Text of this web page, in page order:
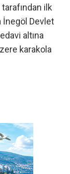
ilk
İnegöl Devlet
altına
karakola